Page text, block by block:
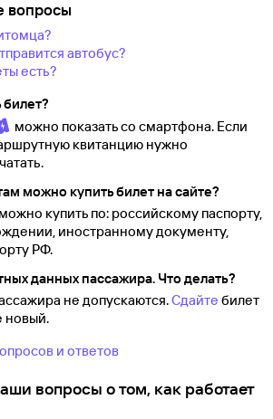
вопросы
автобус?
есть?
можно показать со смартфона. Если
квитанцию нужно
можно купить билет на сайте?
купить по: российскому паспорту,
иностранному документу,
РФ.
данных пассажира. Что делать?
не допускаются.Сдайте билет
новый.
и ответов
вопросы о том, как работает